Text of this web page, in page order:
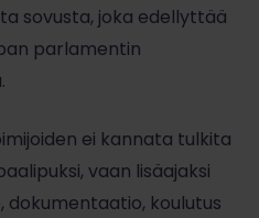
sovusta, joka edellyttää
parlamentin
ei kannata tulkita
vaan lisäajaksi
koulutus